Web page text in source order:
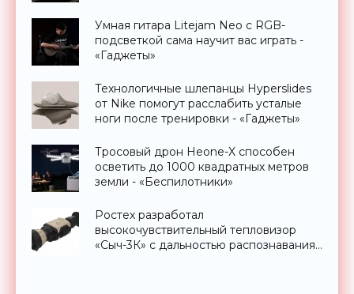
Умная гитара Litejam Neo с RGB-
подсветкой сама научит вас играть -
«Гаджеты»
Технологичные шлепанцы Hyperslides
от Nike помогут расслабить усталые
ноги после тренировки - «Гаджеты»
Тросовый дрон Heone-X способен
осветить до 1000 квадратных метров
земли - «Беспилотники»
Ростех разработал
высокочувствительный тепловизор
«Сыч-3К» с дальностью распознавания